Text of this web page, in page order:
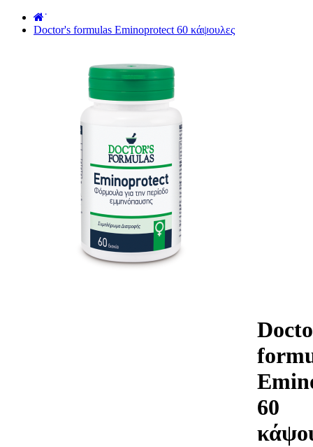
˙
Doctor's formulas Eminoprotect 60 κάψουλες
60